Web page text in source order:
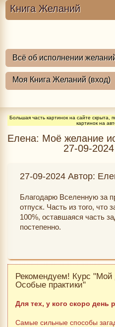
Книга Желаний
Большая часть картинок на сайте скрыта,
картинок на
Елена: Моё желание
27-09-
27-09-2024 Автор:
Благодарю Вселенную за
отпуск. Часть из того,
100%, оставшаяся часть
постепенно.
Рекомендуем! Курс
Особые практики"
Для тех, у кого скоро день
Самые сильные способы